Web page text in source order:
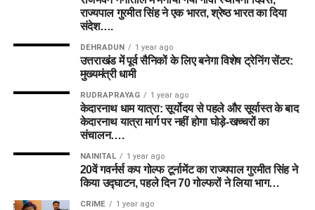
राज्यपाल गुरमीत सिंह ने एक भारत, श्रेष्ठ भारत का दिया
संदेश….
DEHRADUN 1 year ago
उत्तराखंड में पूर्व सैनिकों के लिए बनेगा विशेष ट्रेनिंग सेंटर:
मुख्यमंत्री धामी
RUDRAPRAYAG 1 year ago
केदारनाथ धाम यात्रा: सूर्योदय से पहले और सूर्यास्त के बाद
केदारनाथ यात्रा मार्ग पर नहीं होगा घोड़े-खच्चरों का
संचालन….
NAINITAL 1 year ago
20वें गवर्नर्स कप गोल्फ टूर्नामेंट का राज्यपाल गुरमीत सिंह ने
किया उद्घाटन, पहले दिन 70 गोल्फरों ने लिया भाग…
CRIME 1 year ago